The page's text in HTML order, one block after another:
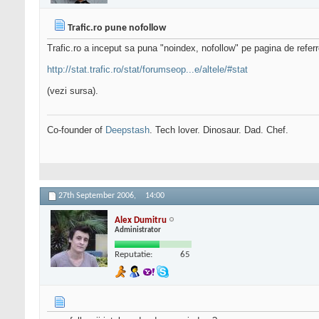
Trafic.ro pune nofollow
Trafic.ro a inceput sa puna "noindex, nofollow" pe pagina de
http://stat.trafic.ro/stat/forumseop...e/altele/#stat
(vezi sursa).
Co-founder of Deepstash. Tech lover. Dinosaur. Dad. Chef.
27th September 2006, 14:00
Alex Dumitru
Administrator
Reputatie: 65